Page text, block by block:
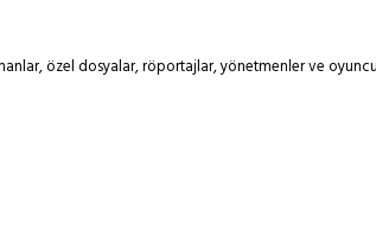
özel dosyalar, röportajlar, yönetmenler ve